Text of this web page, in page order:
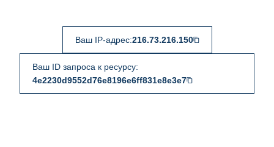
Ваш IP-адрес:216.73.216.150
Ваш ID запроса к ресурсу:
4e2230d9552d76e8196e6ff831e8e3e7